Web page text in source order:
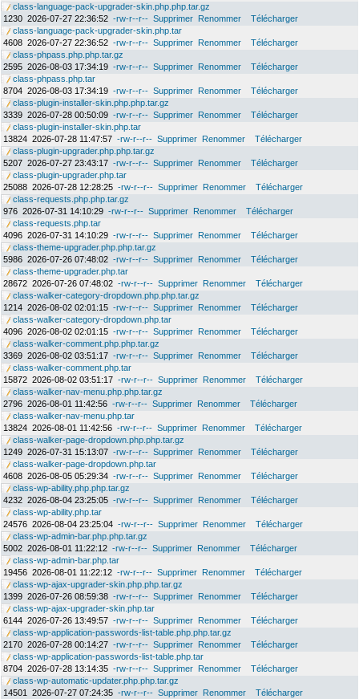
class-language-pack-upgrader-skin.php.php.tar.gz
1230 2026-07-27 22:36:52 -rw-r--r-- Supprimer Renommer
Télécharger
class-language-pack-upgrader-skin.php.tar
4608 2026-07-27 22:36:52 -rw-r--r-- Supprimer Renommer
Télécharger
class-phpass.php.php.tar.gz
2595 2026-08-03 17:34:19 -rw-r--r-- Supprimer Renommer
Télécharger
class-phpass.php.tar
8704 2026-08-03 17:34:19 -rw-r--r-- Supprimer Renommer
Télécharger
class-plugin-installer-skin.php.php.tar.gz
3339 2026-07-28 00:50:09 -rw-r--r-- Supprimer Renommer
Télécharger
class-plugin-installer-skin.php.tar
13824 2026-07-28 11:47:57 -rw-r--r-- Supprimer Renommer
Télécharger
class-plugin-upgrader.php.php.tar.gz
5207 2026-07-27 23:43:17 -rw-r--r-- Supprimer Renommer
Télécharger
class-plugin-upgrader.php.tar
25088 2026-07-28 12:28:25 -rw-r--r-- Supprimer Renommer
Télécharger
class-requests.php.php.tar.gz
976 2026-07-31 14:10:29 -rw-r--r-- Supprimer Renommer
Télécharger
class-requests.php.tar
4096 2026-07-31 14:10:29 -rw-r--r-- Supprimer Renommer
Télécharger
class-theme-upgrader.php.php.tar.gz
5986 2026-07-26 07:48:02 -rw-r--r-- Supprimer Renommer
Télécharger
class-theme-upgrader.php.tar
28672 2026-07-26 07:48:02 -rw-r--r-- Supprimer Renommer
Télécharger
class-walker-category-dropdown.php.php.tar.gz
1214 2026-08-02 02:01:15 -rw-r--r-- Supprimer Renommer
Télécharger
class-walker-category-dropdown.php.tar
4096 2026-08-02 02:01:15 -rw-r--r-- Supprimer Renommer
Télécharger
class-walker-comment.php.php.tar.gz
3369 2026-08-02 03:51:17 -rw-r--r-- Supprimer Renommer
Télécharger
class-walker-comment.php.tar
15872 2026-08-02 03:51:17 -rw-r--r-- Supprimer Renommer
Télécharger
class-walker-nav-menu.php.php.tar.gz
2796 2026-08-01 11:42:56 -rw-r--r-- Supprimer Renommer
Télécharger
class-walker-nav-menu.php.tar
13824 2026-08-01 11:42:56 -rw-r--r-- Supprimer Renommer
Télécharger
class-walker-page-dropdown.php.php.tar.gz
1249 2026-07-31 15:13:07 -rw-r--r-- Supprimer Renommer
Télécharger
class-walker-page-dropdown.php.tar
4608 2026-08-05 05:29:34 -rw-r--r-- Supprimer Renommer
Télécharger
class-wp-ability.php.php.tar.gz
4232 2026-08-04 23:25:05 -rw-r--r-- Supprimer Renommer
Télécharger
class-wp-ability.php.tar
24576 2026-08-04 23:25:04 -rw-r--r-- Supprimer Renommer
Télécharger
class-wp-admin-bar.php.php.tar.gz
5002 2026-08-01 11:22:12 -rw-r--r-- Supprimer Renommer
Télécharger
class-wp-admin-bar.php.tar
19456 2026-08-01 11:22:12 -rw-r--r-- Supprimer Renommer
Télécharger
class-wp-ajax-upgrader-skin.php.php.tar.gz
1399 2026-07-26 08:59:38 -rw-r--r-- Supprimer Renommer
Télécharger
class-wp-ajax-upgrader-skin.php.tar
6144 2026-07-26 13:49:57 -rw-r--r-- Supprimer Renommer
Télécharger
class-wp-application-passwords-list-table.php.php.tar.gz
2170 2026-07-28 00:14:27 -rw-r--r-- Supprimer Renommer
Télécharger
class-wp-application-passwords-list-table.php.tar
8704 2026-07-28 13:14:35 -rw-r--r-- Supprimer Renommer
Télécharger
class-wp-automatic-updater.php.php.tar.gz
14501
2026-07-27 07:24:35 -rw-r--r-- Supprimer Renommer
Télécharger